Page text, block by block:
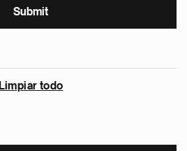
Limpiar todo